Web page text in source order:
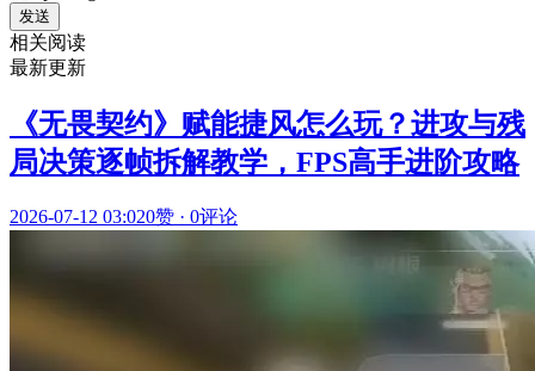
发送
相关阅读
最新更新
《无畏契约》赋能捷风怎么玩？进攻与残
局决策逐帧拆解教学，FPS高手进阶攻略
2026-07-12 03:020赞 · 0评论